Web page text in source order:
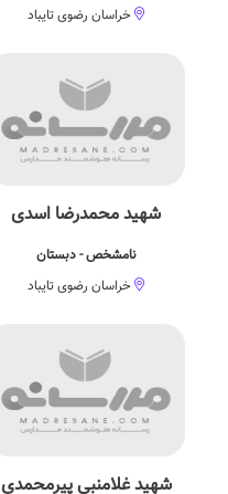
خراسان رضوی تایباد
شهید محمدرضا اسدی
نامشخص - دبستان
خراسان رضوی تایباد
شهید غلامنبی پیرمحمدی